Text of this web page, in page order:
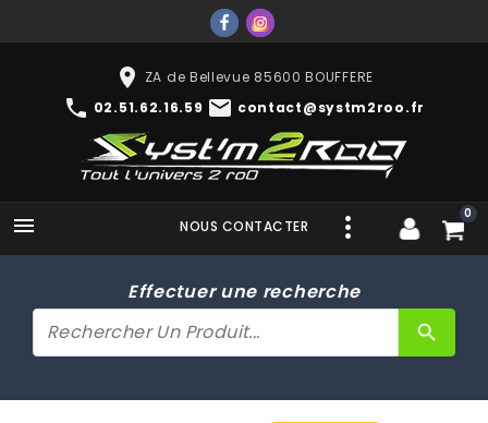
place ZA de Bellevue 85600 BOUFFERE
phone 02.51.62.16.59 mail contact@systm2roo.fr
 0
NOUS CONTACTER
Effectuer une recherche
search